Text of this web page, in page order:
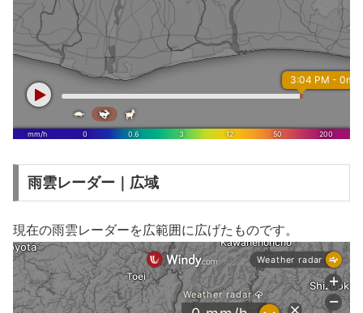
雨雲レーダー｜広域
現在の雨雲レーダーを広範囲に広げたものです。